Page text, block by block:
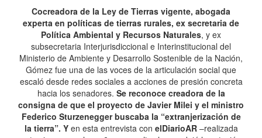
Cocreadora de la Ley de Tierras vigente, abogada
experta en políticas de tierras rurales, ex secretaria de
Política Ambiental y Recursos Naturales, y ex
subsecretaria Interjurisdiccional e Interinstitucional del
Ministerio de Ambiente y Desarrollo Sostenible de la Nación,
Gómez fue una de las voces de la articulación social que
escaló desde redes sociales a acciones de presión concreta
hacia los senadores. Se reconoce creadora de la
consigna de que el proyecto de Javier Milei y el ministro
Federico Sturzenegger buscaba la “extranjerización de
la tierra”. Y en esta entrevista con elDiarioAR–realizada